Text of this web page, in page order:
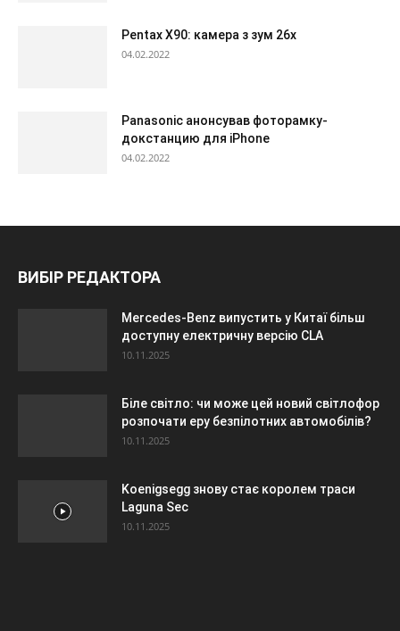
Pentax X90: камера з зум 26х
04.02.2022
Panasonic анонсував фоторамку-
докстанцию для iPhone
04.02.2022
ВИБІР РЕДАКТОРА
Mercedes-Benz випустить у Китаї більш
доступну електричну версію CLA
10.11.2025
Біле світло: чи може цей новий світлофор
розпочати еру безпілотних автомобілів?
10.11.2025
Koenigsegg знову стає королем траси
Laguna Sec
10.11.2025